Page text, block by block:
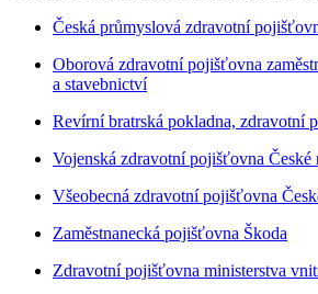
Česká průmyslová zdravotní
Oborová zdravotní pojišťovna
a stavebnictví
Revírní bratrská pokladna, zdravotní
Vojenská zdravotní pojišťovna České
Všeobecná zdravotní pojišťovna
Zaměstnanecká pojišťovna Škoda
Zdravotní pojišťovna ministerstva